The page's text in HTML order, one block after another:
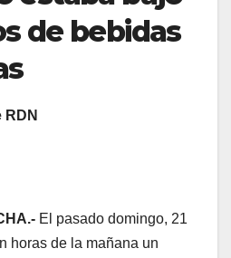
de bebidas
El pasado domingo, 21
horas de la mañana un